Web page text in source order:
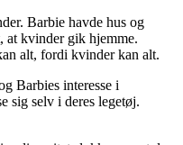
Barbie havde hus og
at kvinder gik hjemme.
alt, fordi kvinder kan alt.
Barbies interesse i
sig selv i deres legetøj.